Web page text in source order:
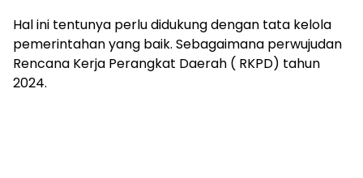
Hal ini tentunya perlu didukung dengan tata kelola
pemerintahan yang baik. Sebagaimana perwujudan
Rencana Kerja Perangkat Daerah ( RKPD) tahun
2024.